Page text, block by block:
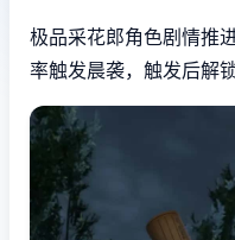
极品采花郎角色剧情推
率触发晨袭，触发后解